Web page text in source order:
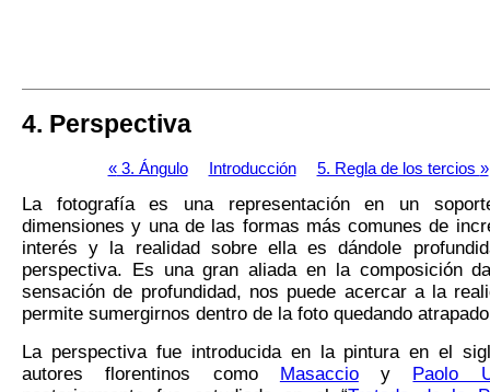
4. Perspectiva
«3. Ángulo Introducción 5. Regla de los tercios »
La fotografía es una representación en un
dimensiones y una de las formas más comunes de
interés y la realidad sobre ella es dándole
perspectiva. Es una gran aliada en la composición
sensación de profundidad, nos puede acercar a la
permite sumergirnos dentro de la foto quedando
La perspectiva fue introducida en la pintura en el
autores florentinos como
Masaccioy
Paolo